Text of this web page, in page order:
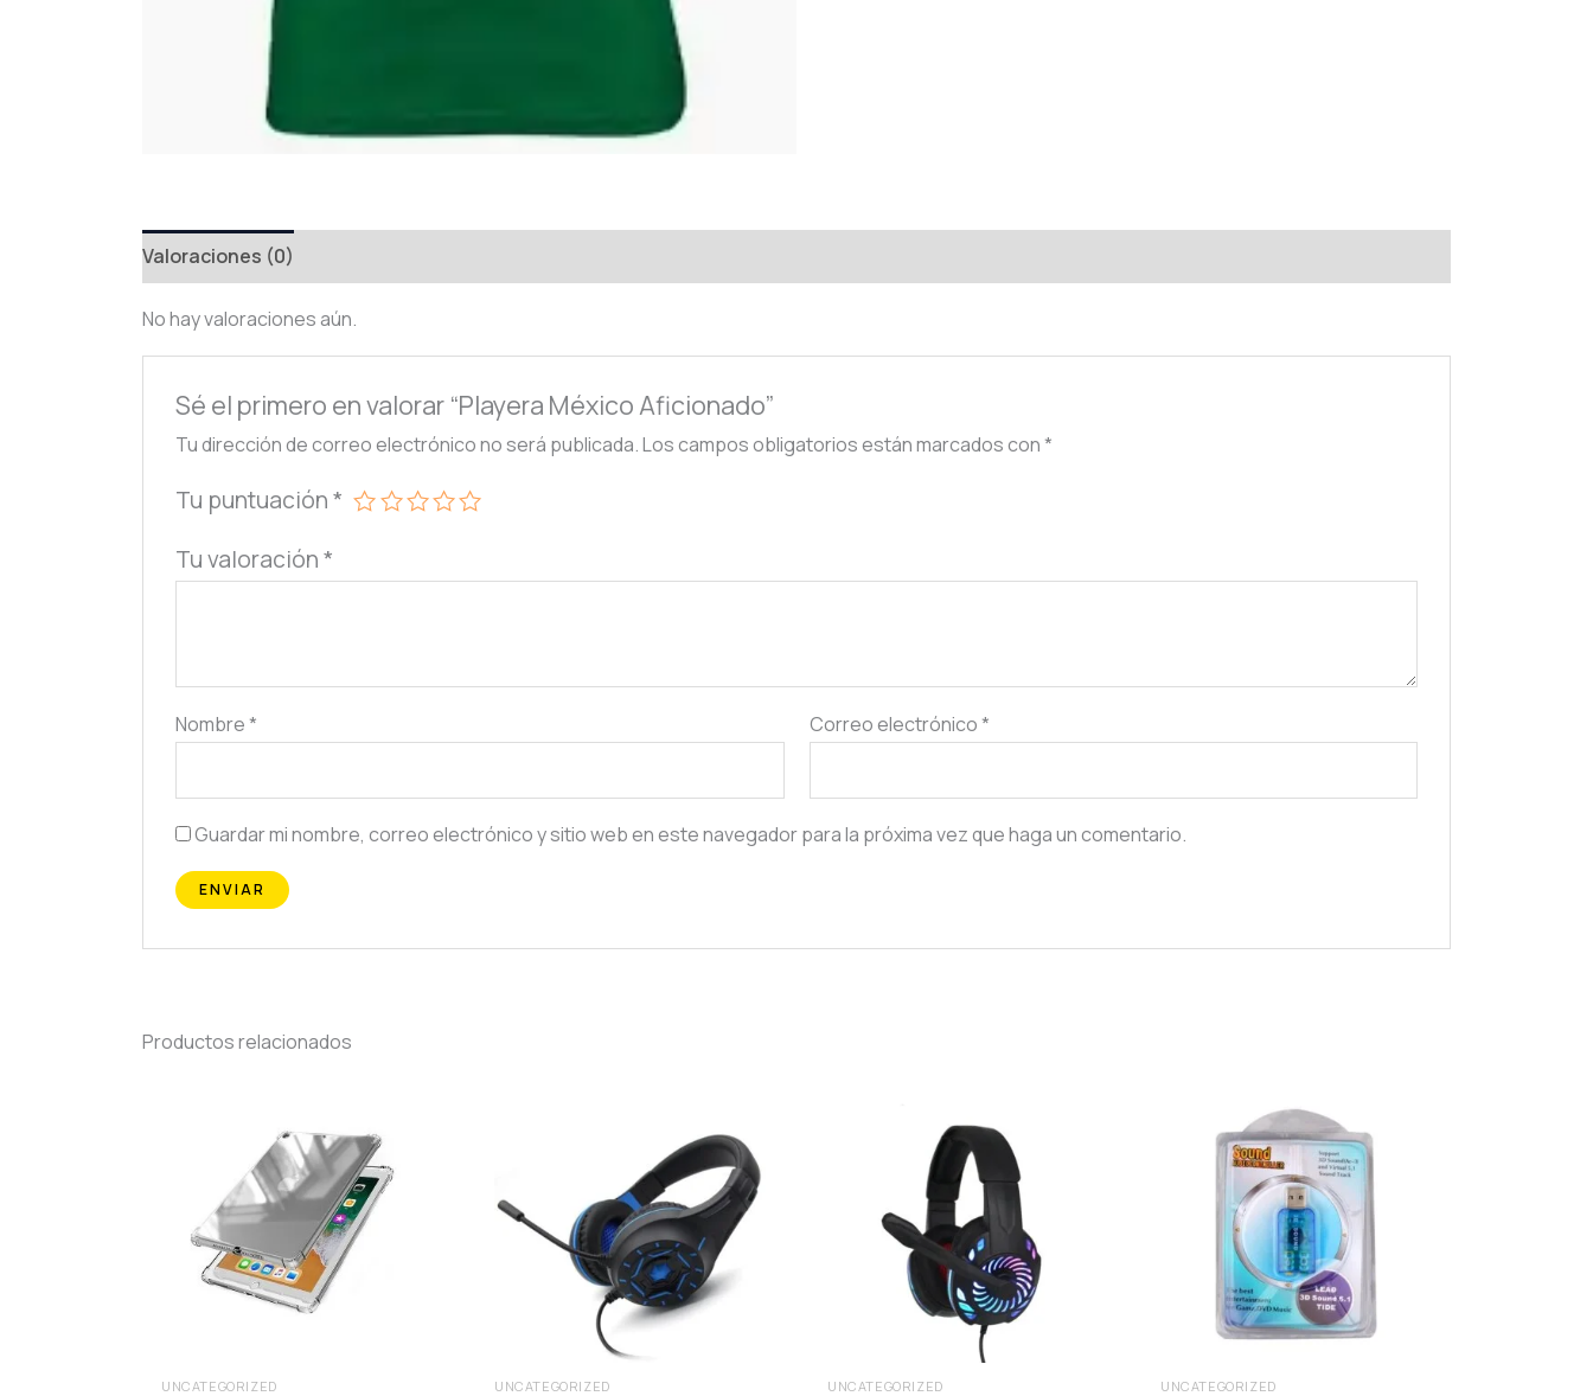
Valoraciones (0)
No hay valoraciones aún.
Sé el primero en valorar “Playera México Aficionado”
Tu dirección de correo electrónico no será publicada.Los campos obligatorios están marcados con*
Tu puntuación*
Tu valoración*
Nombre* Correo electrónico*
Guardar mi nombre, correo electrónico y sitio web en este navegador para la próxima vez que haga un comentario.
Productos relacionados
UNCATEGORIZED UNCATEGORIZED UNCATEGORIZED UNCATEGORIZED